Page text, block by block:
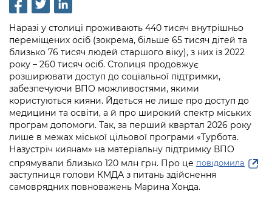
Рішення та розпорядження
Проєкти розпоряджень, що
перебувають на погодженні КМВА
Рішення Київради
Контактна інформація
Графік роботи та прийому громадян
Вакансії
Статистика
Освіта та навчальні заклади
Дороги, транспорт та парковки
Навколишнє середовище міста
Містобудування та земельні ділянки
Культура, спорт, дозвілля
Бізнес та ліцензування
Фінанси та бюджет
Безпека та правопорядок
Громадська експертиза
Громадський бюджет
Консультації з громадськістю
Громадська рада
Петиції
Відкритий бюджет
Контактний центр
Допомога учасникам АТО
Інформація з обмеженим доступом
Подати запит онлайн
Проекти нормативно-правових та
інших актів
Нормативна база
Питання і відповіді про публічну
інформацію
Порядок оскарження рішень, дій чи
бездіяльності розпорядників інформації
Медіагалерея
Підписатися на новини та анонси від
КМДА / Subscribe to announcements
from the KCSA
Порядок акредитації медіа /
Accreditation process
Подати журналістський запит /
Submitting a media request
Зйомки в лікарнях в умовах воєнного
стану / Rules for media coverage of
Портал Послуг
Наразі у столиці проживають 440 тисяч внутрішньо
переміщених осіб (зокрема, більше 65 тисяч дітей та
близько 76 тисяч людей старшого віку), з них із 2022
року – 260 тисяч осіб. Столиця продовжує
розширювати доступ до соціальної підтримки,
забезпечуючи ВПО можливостями, якими
користуються кияни. Йдеться не лише про доступ до
медицини та освіти, а й про широкий спектр міських
програм допомоги. Так, за перший квартал 2026 року
лише в межах міської цільової програми «Турбота.
Назустріч киянам» на матеріальну підтримку ВПО
спрямували близько 120 млн грн. Про це повідомила
заступниця голови КМДА з питань здійснення
самоврядних повноважень Марина Хонда.